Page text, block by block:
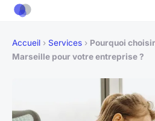
Accueil › Services › Pourquoi
Marseille pour votre entreprise ?